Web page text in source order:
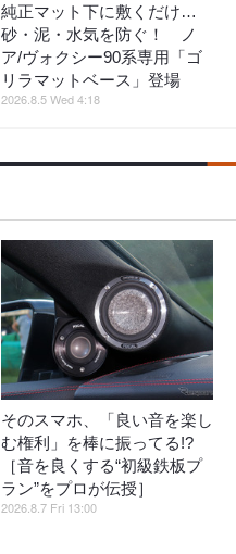
純正マット下に敷くだけ…
砂・泥・水気を防ぐ！ ノ
ア/ヴォクシー90系専用「ゴ
リラマットベース」登場
2026.8.5 Wed 4:18
そのスマホ、「良い音を楽し
む権利」を棒に振ってる!?
［音を良くする“初級鉄板プ
ラン”をプロが伝授］
2026.8.7 Fri 13:00